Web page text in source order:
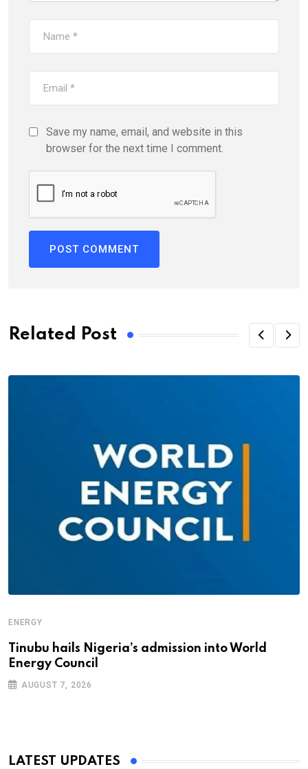
Save my name, email, and website in this
browser for the next time I comment.
Related Post
ENERGY
Tinubu hails Nigeria’s admission into World
Energy Council
AUGUST 7, 2026
LATEST UPDATES